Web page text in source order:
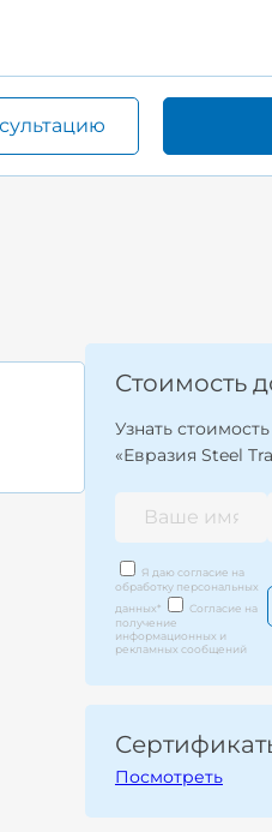
Стоимость
Узнать
«Евразия Steel
Я даю согласие на
обработку персональных
данных*
Согласие на
получение
информационных и
рекламных сообщений
Посмотреть